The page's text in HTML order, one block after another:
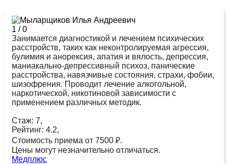
1 /0
Занимается диагностикой и лечением психических
расстройств, таких как неконтролируемая агрессия,
булимия и анорексия, апатия и вялость, депрессия,
маниакально-депрессивный психоз, панические
расстройства, навязчивые состояния, страхи, фобии,
шизофрения. Проводит лечение алкогольной,
наркотической, никотиновой зависимости с
применением различных методик.
Стаж: 7,
Рейтинг: 4.2,
Стоимость приема от 7500 ₽.
Цены могут незначительно отличаться.
Медплюс